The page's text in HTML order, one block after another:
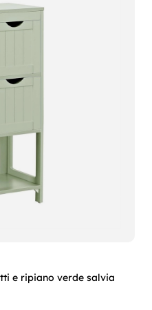
e ripiano verde salvia